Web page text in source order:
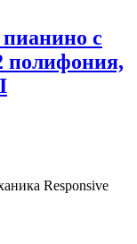
с
полифония,
Responsive